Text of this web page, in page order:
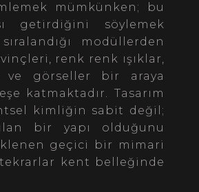
mümkünken; bu
getirdiğini söylemek
modüllerden
renk renk ışıklar,
ve görseller bir araya
katmaktadır. Tasarım
kimliğin sabit değil;
bir yapı olduğunu
geçici bir mimari
kent belleğinde